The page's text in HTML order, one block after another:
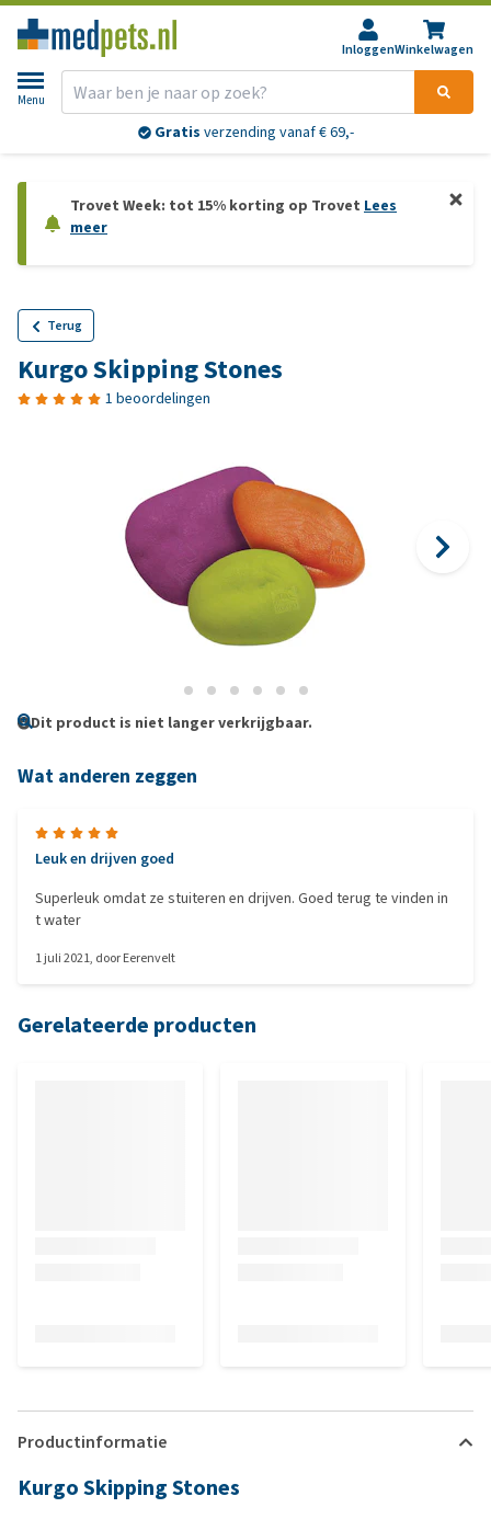
InloggenWinkelwagen
Menu
Gratis verzending vanaf € 69,-
Trovet Week: tot 15% korting op Trovet Lees
meer
Terug
Kurgo Skipping Stones
1 beoordelingen
Dit product is niet langer verkrijgbaar.
Wat anderen zeggen
Leuk en drijven goed
Superleuk omdat ze stuiteren en drijven. Goed terug te vinden in
t water
1 juli 2021, doorEerenvelt
Gerelateerde producten
Productinformatie
Kurgo Skipping Stones